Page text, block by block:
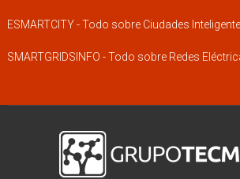
ESMARTCITY - Todo sobre Ciudades
SMARTGRIDSINFO - Todo sobre Redes